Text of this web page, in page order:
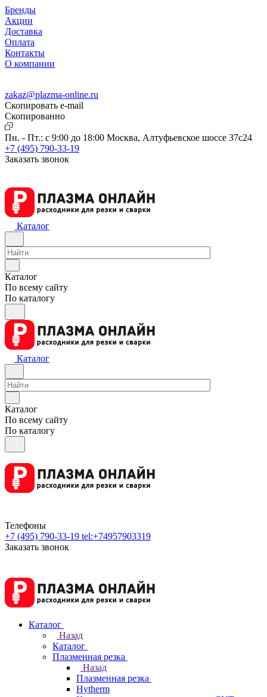
Бренды
Акции
Доставка
Оплата
Контакты
О компании
zakaz@plazma-online.ru
Скопировать e-mail
Cкопированно
Пн. - Пт.: с 9:00 до 18:00 Москва, Алтуфьевское шоссе 37с24
+7 (495) 790-33-19
Заказать звонок
Каталог
Каталог
По всему сайту
По каталогу
Каталог
Каталог
По всему сайту
По каталогу
Телефоны
+7 (495) 790-33-19 tel:+74957903319
Заказать звонок
Каталог
Назад
Каталог
Плазменная резка
Назад
Плазменная резка
Hytherm